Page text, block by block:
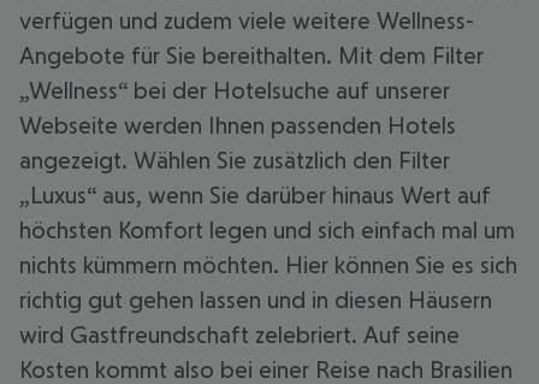
verfügen und zudem viele weitere Wellness-
Angebote für Sie bereithalten. Mit dem Filter
„Wellness“ bei der Hotelsuche auf unserer
Webseite werden Ihnen passenden Hotels
angezeigt. Wählen Sie zusätzlich den Filter
„Luxus“ aus, wenn Sie darüber hinaus Wert auf
höchsten Komfort legen und sich einfach mal um
nichts kümmern möchten. Hier können Sie es sich
richtig gut gehen lassen und in diesen Häusern
wird Gastfreundschaft zelebriert. Auf seine
Kosten kommt also bei einer Reise nach Brasilien